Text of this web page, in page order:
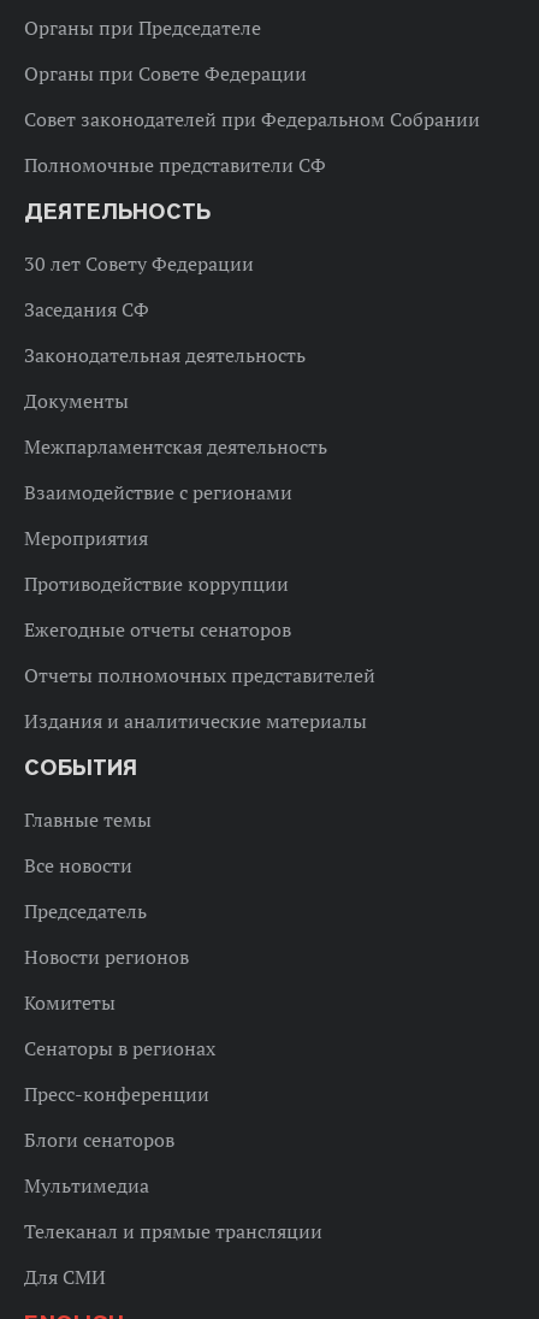
Органы при Председателе
Органы при Совете Федерации
Совет законодателей при Федеральном Собрании
Полномочные представители СФ
ДЕЯТЕЛЬНОСТЬ
30 лет Совету Федерации
Заседания СФ
Законодательная деятельность
Документы
Межпарламентская деятельность
Взаимодействие с регионами
Мероприятия
Противодействие коррупции
Ежегодные отчеты сенаторов
Отчеты полномочных представителей
Издания и аналитические материалы
СОБЫТИЯ
Главные темы
Все новости
Председатель
Новости регионов
Комитеты
Сенаторы в регионах
Пресс-конференции
Блоги сенаторов
Мультимедиа
Телеканал и прямые трансляции
Для СМИ